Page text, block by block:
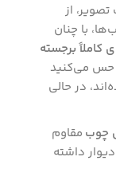
تصویر، از
با چنان
کاملاً برجسته
حس می‌کنید
در حالی
چوب مقاوم
داشته